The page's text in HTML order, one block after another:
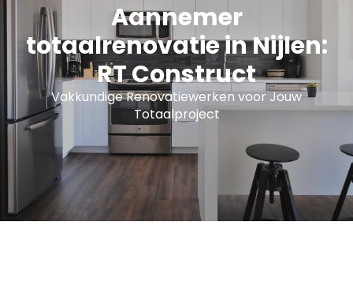
Aannemer
totaalrenovatie in Nijlen:
RT Construct
Vakkundige Renovatiewerken voor Jouw
Totaalproject